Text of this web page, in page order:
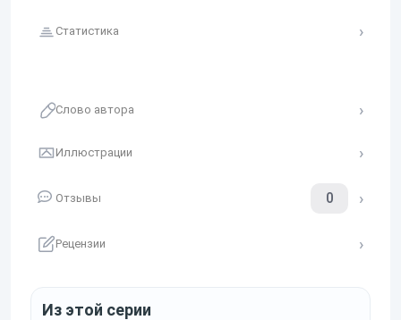
Статистика
Слово автора
Иллюстрации
Отзывы 0
Рецензии
Из этой серии